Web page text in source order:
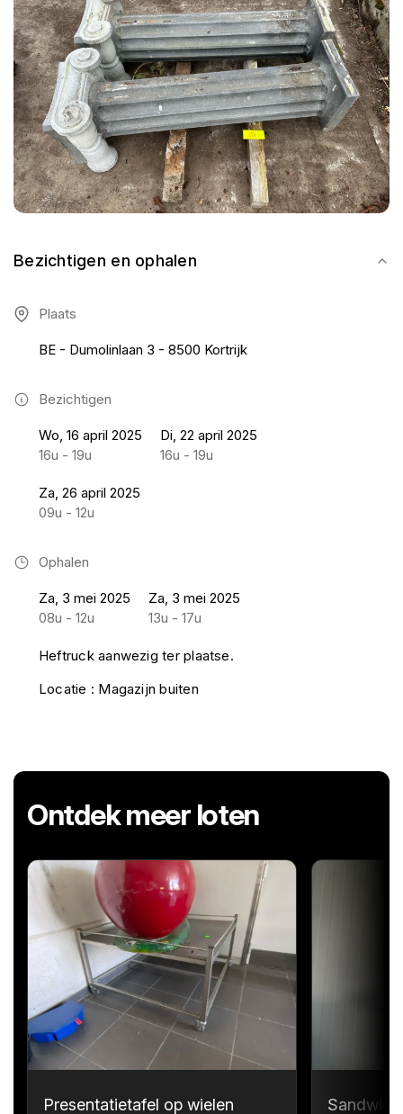
Bezichtigen en ophalen
Plaats
BE - Dumolinlaan 3 - 8500 Kortrijk
Bezichtigen
Wo, 16 april 2025
16u - 19u
Di, 22 april 2025
16u - 19u
Za, 26 april 2025
09u - 12u
Ophalen
Za, 3 mei 2025
08u - 12u
Za, 3 mei 2025
13u - 17u
Heftruck aanwezig ter plaatse.
Locatie : Magazijn buiten
Ontdek meer loten
Presentatietafel op wielen